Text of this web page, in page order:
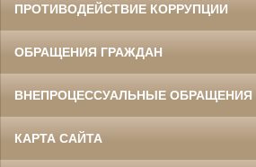
ПРОТИВОДЕЙСТВИЕ КОРРУПЦИИ
ОБРАЩЕНИЯ ГРАЖДАН
ВНЕПРОЦЕССУАЛЬНЫЕ ОБРАЩЕНИЯ
КАРТА САЙТА